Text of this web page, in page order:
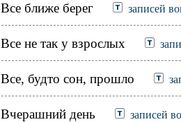
Все ближе берег записей
Все не так у взрослых
Все, будто сон, прошло
Вчерашний день записей